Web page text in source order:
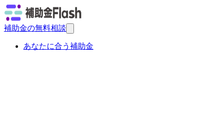
補助金の無料相談
あなたに合う補助金